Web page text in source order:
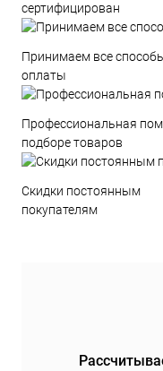
сертифицирован
Принимаем все
оплаты
Профессиональная
подборе товаров
Скидки постоянным
покупателям